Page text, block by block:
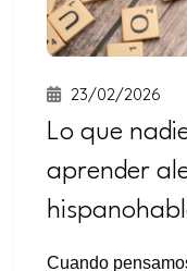
23/02/2026
Lo que
aprender
Cuando